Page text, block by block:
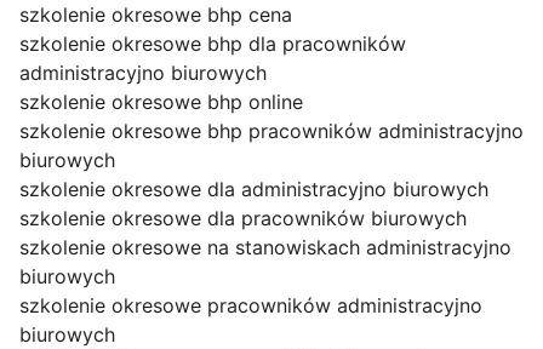
szkolenie okresowe bhp cena
szkolenie okresowe bhp dla pracowników
administracyjno biurowych
szkolenie okresowe bhp online
szkolenie okresowe bhp pracowników administracyjno
biurowych
szkolenie okresowe dla administracyjno biurowych
szkolenie okresowe dla pracowników biurowych
szkolenie okresowe na stanowiskach administracyjno
biurowych
szkolenie okresowe pracowników administracyjno
biurowych